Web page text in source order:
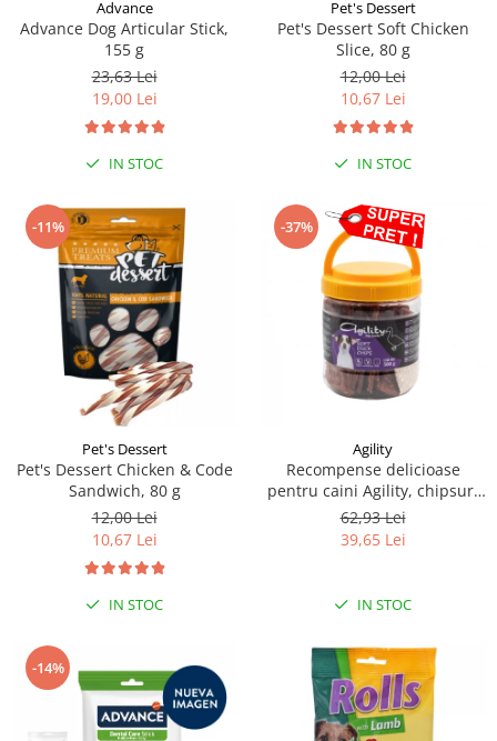
Sampoane si Balsamuri
Servetele Umede
Covorase absorbante
Curatare Ochi
Igiena Catel
Solutii Atractante si repelente
Custi transport - Pisici
Lese, Hamuri si Zgarzi
Paturi, perne si cosuri pentru pisici
Recompense Delicioase
Advance
Advance Dog Articular Stick,
155 g
23,63 Lei
19,00 Lei
IN STOC
Pet's Dessert
Pet's Dessert Soft Chicken
Slice, 80 g
12,00 Lei
10,67 Lei
IN STOC
-11%
Pet's Dessert
Pet's Dessert Chicken & Code
Sandwich, 80 g
12,00 Lei
10,67 Lei
IN STOC
-37%
Agility
Recompense delicioase
pentru caini Agility, chipsuri
moi de rata, 500g
62,93 Lei
39,65 Lei
IN STOC
-14%